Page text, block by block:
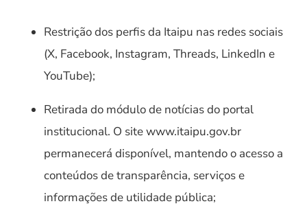
Restrição dos perfis da Itaipu nas redes sociais
(X, Facebook, Instagram, Threads, LinkedIn e
YouTube);
Retirada do módulo de notícias do portal
institucional. O site www.itaipu.gov.br
permanecerá disponível, mantendo o acesso a
conteúdos de transparência, serviços e
informações de utilidade pública;